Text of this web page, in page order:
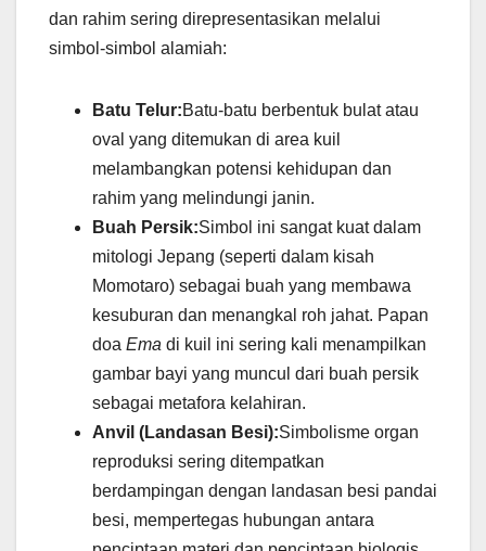
dan rahim sering direpresentasikan melalui
simbol-simbol alamiah:
Batu Telur:Batu-batu berbentuk bulat atau
oval yang ditemukan di area kuil
melambangkan potensi kehidupan dan
rahim yang melindungi janin.
Buah Persik:Simbol ini sangat kuat dalam
mitologi Jepang (seperti dalam kisah
Momotaro) sebagai buah yang membawa
kesuburan dan menangkal roh jahat. Papan
doa Ema di kuil ini sering kali menampilkan
gambar bayi yang muncul dari buah persik
sebagai metafora kelahiran.
Anvil (Landasan Besi):Simbolisme organ
reproduksi sering ditempatkan
berdampingan dengan landasan besi pandai
besi, mempertegas hubungan antara